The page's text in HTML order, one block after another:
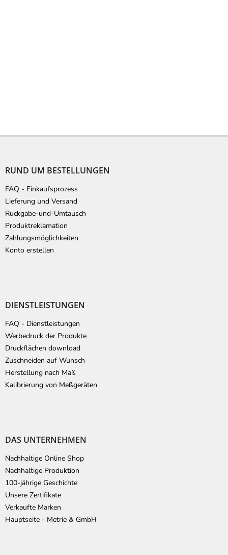
RUND UM BESTELLUNGEN
FAQ - Einkaufsprozess
Lieferung und Versand
Ruckgabe-und-Umtausch
Produktreklamation
Zahlungsmöglichkeiten
Konto erstellen
DIENSTLEISTUNGEN
FAQ - Dienstleistungen
Werbedruck der Produkte
Druckflächen download
Zuschneiden auf Wunsch
Herstellung nach Maß
Kalibrierung von Meßgeräten
DAS UNTERNEHMEN
Nachhaltige Online Shop
Nachhaltige Produktion
100-jährige Geschichte
Unsere Zertifikate
Verkaufte Marken
Hauptseite - Metrie & GmbH